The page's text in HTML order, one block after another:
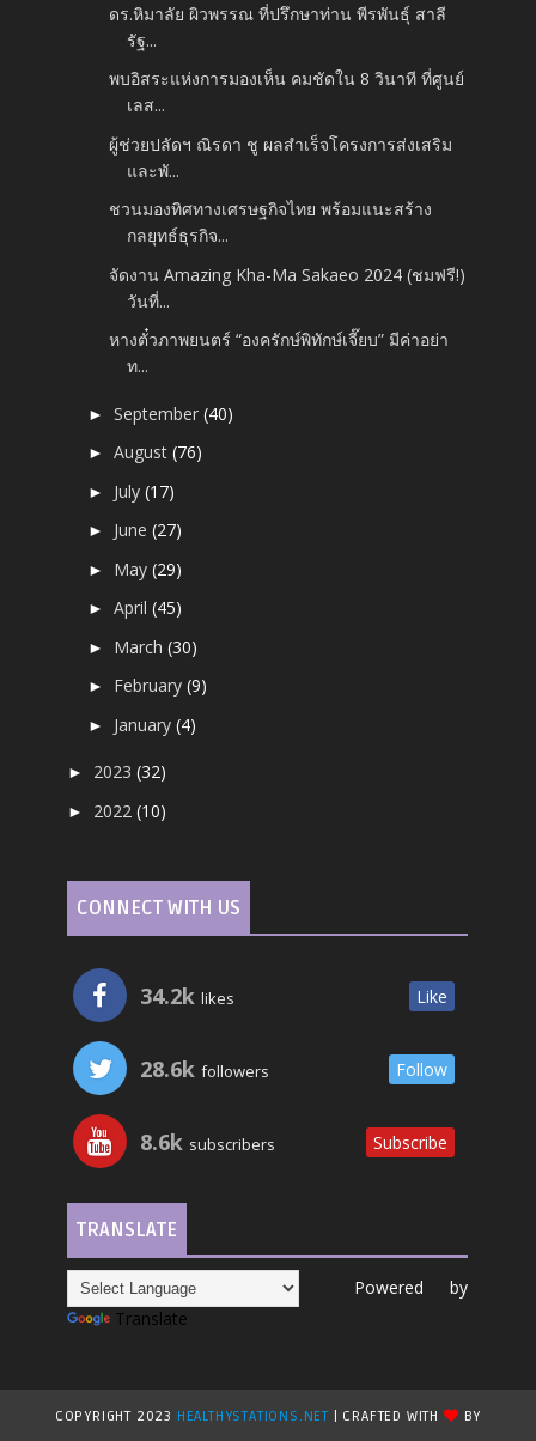
ดร.หิมาลัย ผิวพรรณ ที่ปรึกษาท่าน พีรพันธุ์ สาลี
รัฐ...
พบอิสระแห่งการมองเห็น คมชัดใน 8 วินาที ที่ศูนย์
เลส...
ผู้ช่วยปลัดฯ ณิรดา ชู ผลสำเร็จโครงการส่งเสริม
และพั...
ชวนมองทิศทางเศรษฐกิจไทย พร้อมแนะสร้าง
กลยุทธ์ธุรกิจ...
จัดงาน Amazing Kha-Ma Sakaeo 2024 (ชมฟรี!)
วันที่...
หางตั๋วภาพยนตร์ “องครักษ์พิทักษ์เจี๊ยบ” มีค่าอย่า
ท...
►September(40)
►August(76)
► July(17)
► June(27)
► May(29)
►April(45)
► March(30)
► February(9)
► January(4)
► 2023(32)
► 2022(10)
CONNECT WITH US
34.2k likes Like
28.6k followers Follow
8.6k subscribers Subscribe
TRANSLATE
Powered by
Translate
COPYRIGHT 2023 HEALTHYSTATIONS.NET | CRAFTED WITH BY